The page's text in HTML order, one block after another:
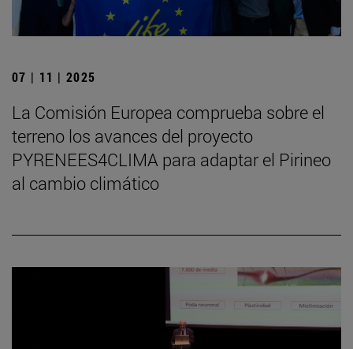
07 | 11 | 2025
La Comisión Europea comprueba sobre el
terreno los avances del proyecto
PYRENEES4CLIMA para adaptar el Pirineo
al cambio climático